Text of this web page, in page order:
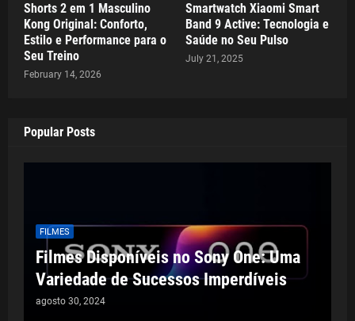
Shorts 2 em 1 Masculino
Kong Original: Conforto,
Estilo e Performance para o
Seu Treino
February 14, 2026
Smartwatch Xiaomi Smart
Band 9 Active: Tecnologia e
Saúde no Seu Pulso
July 21, 2025
Popular Posts
FILMES
Filmes Disponíveis no Sony One: Uma
Variedade de Sucessos Imperdíveis
agosto 30, 2024